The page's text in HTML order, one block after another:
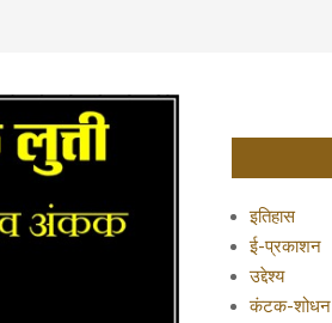
इतिहास
ई-प्रकाशन
उद्देश्य
कंटक-शोधन